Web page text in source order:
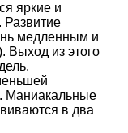
яркие и
медленным и
Выход из этого
Маниакальные
в два